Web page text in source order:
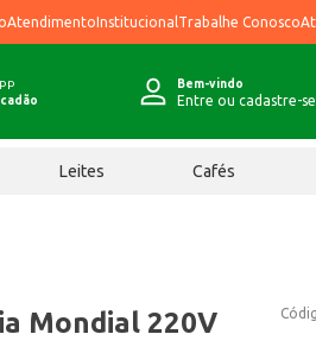
AtendimentoInstitucional Trabalhe Conosco
Bem-vindo
Entre ou cadastre-se
Leites Cafés
Mondial 220V